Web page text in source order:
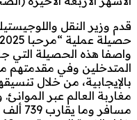
قدم وزير النقل
واصفا هذه الحصيلة التي
المتدخلين وفي
بالإيجابية، من خلال
مسافر